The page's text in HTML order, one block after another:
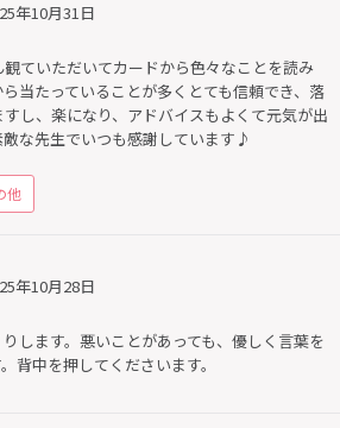
年10月31日
ていただいてカードから色々なことを読み
当たっていることが多くとても信頼でき、落
し、楽になり、アドバイスもよくて元気が出
な先生でいつも感謝しています♪
他
年10月28日
します。悪いことがあっても、優しく言葉を
背中を押してくださいます。